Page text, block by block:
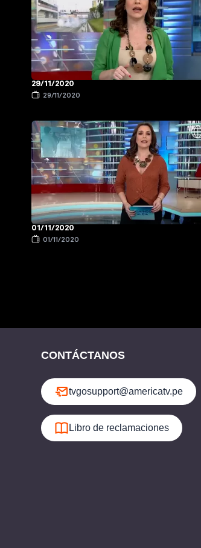
29/11/2020
29/11/2020
01/11/2020
01/11/2020
CONTÁCTANOS
tvgosupport@americatv.pe
Libro de reclamaciones